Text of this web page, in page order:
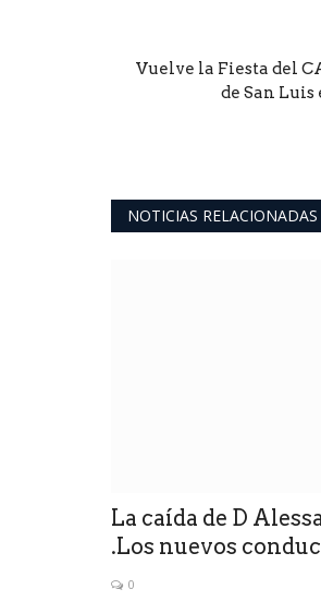
Vuelve la Fiesta del
de San
NOTICIAS RELACIONADAS
La caída de D
.Los nuevos
0